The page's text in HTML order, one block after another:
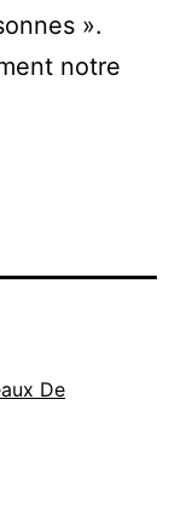
».
notre
De